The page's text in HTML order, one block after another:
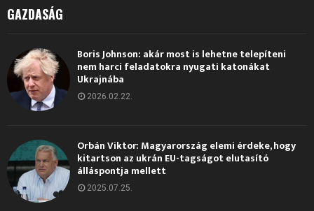
GAZDASÁG
Boris Johnson: akár most is lehetne telepíteni
nem harci feladatokra nyugati katonákat
Ukrajnába
2026.02.22.
Orbán Viktor: Magyarország elemi érdeke, hogy
kitartson az ukrán EU-tagságot elutasító
álláspontja mellett
2025.07.25.